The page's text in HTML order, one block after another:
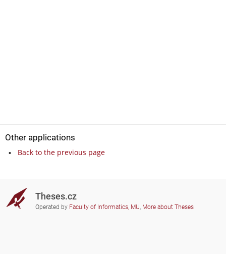
Other applications
Back to the previous page
Theses.cz
Operated by Faculty of Informatics, MU, More about Theses